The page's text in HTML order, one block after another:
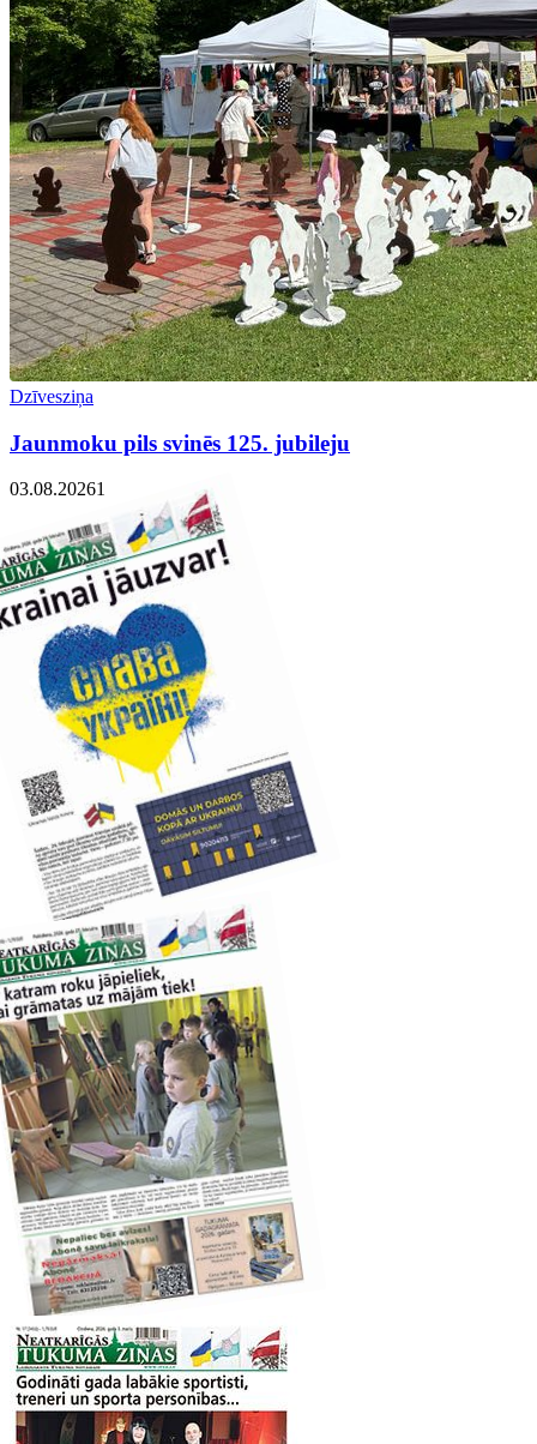
Dzīvesziņa
Jaunmoku pils svinēs 125. jubileju
03.08.20261